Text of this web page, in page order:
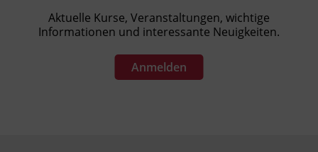
Aktuelle Kurse, Veranstaltungen, wichtige
Informationen und interessante Neuigkeiten.
Anmelden